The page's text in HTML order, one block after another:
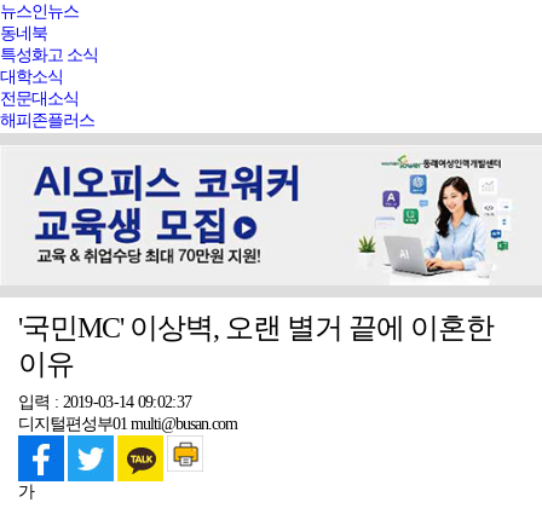
뉴스인뉴스
동네북
특성화고 소식
대학소식
전문대소식
해피존플러스
'국민MC' 이상벽, 오랜 별거 끝에 이혼한
이유
입력 : 2019-03-14 09:02:37
디지털편성부01 multi@busan.com
가